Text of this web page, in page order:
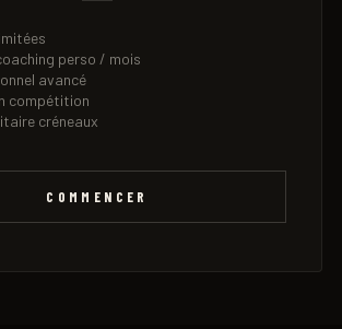
perso / mois
avancé
compétition
créneaux
COMMENCER